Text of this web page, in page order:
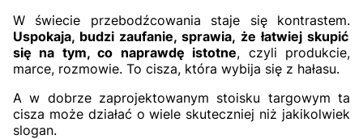
W świecie przebodźcowania staje się kontrastem.
Uspokaja, budzi zaufanie, sprawia, że łatwiej skupić
się na tym, co naprawdę istotne, czyli produkcie,
marce, rozmowie. To cisza, która wybija się z hałasu.
A w dobrze zaprojektowanym stoisku targowym ta
cisza może działać o wiele skuteczniej niż jakikolwiek
slogan.